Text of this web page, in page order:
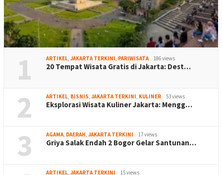
1 ARTIKEL, JAKARTA TERKINI, PARIWISATA 186 views
20 Tempat Wisata Gratis di Jakarta: Dest…
2 ARTIKEL, BISNIS, JAKARTA TERKINI, KULINER 53 views
Eksplorasi Wisata Kuliner Jakarta: Mengg…
3 AGAMA, DAERAH, JAKARTA TERKINI 17 views
Griya Salak Endah 2 Bogor Gelar Santunan…
ARTIKEL, JAKARTA TERKINI 15 views